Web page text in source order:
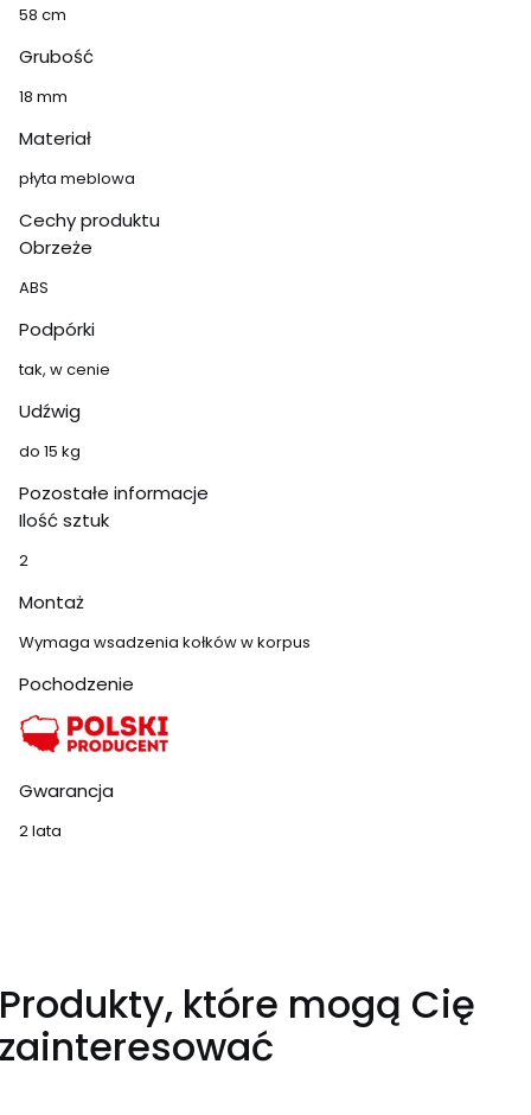
58 cm
Grubość
18 mm
Materiał
płyta meblowa
Cechy produktu
Obrzeże
ABS
Podpórki
tak, w cenie
Udźwig
do 15 kg
Pozostałe informacje
Ilość sztuk
2
Montaż
Wymaga wsadzenia kołków w korpus
Pochodzenie
Gwarancja
2 lata
Produkty, które mogą Cię
zainteresować